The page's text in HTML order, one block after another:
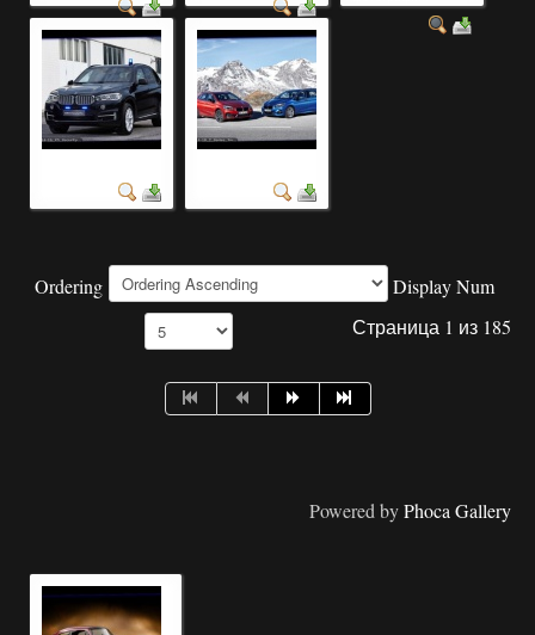
Ordering
Display Num
Страница 1 из 185
Powered byPhoca Gallery